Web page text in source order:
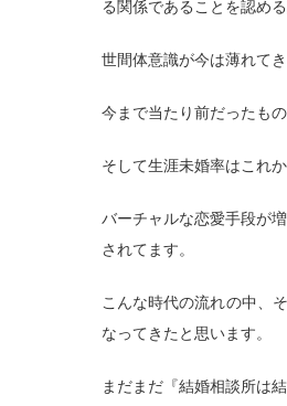
る関係であることを認め
世間体意識が今は薄れて
今まで当たり前だったも
そして生涯未婚率はこれ
バーチャルな恋愛手段が
されてます。
こんな時代の流れの中、
なってきたと思います。
まだまだ『結婚相談所は